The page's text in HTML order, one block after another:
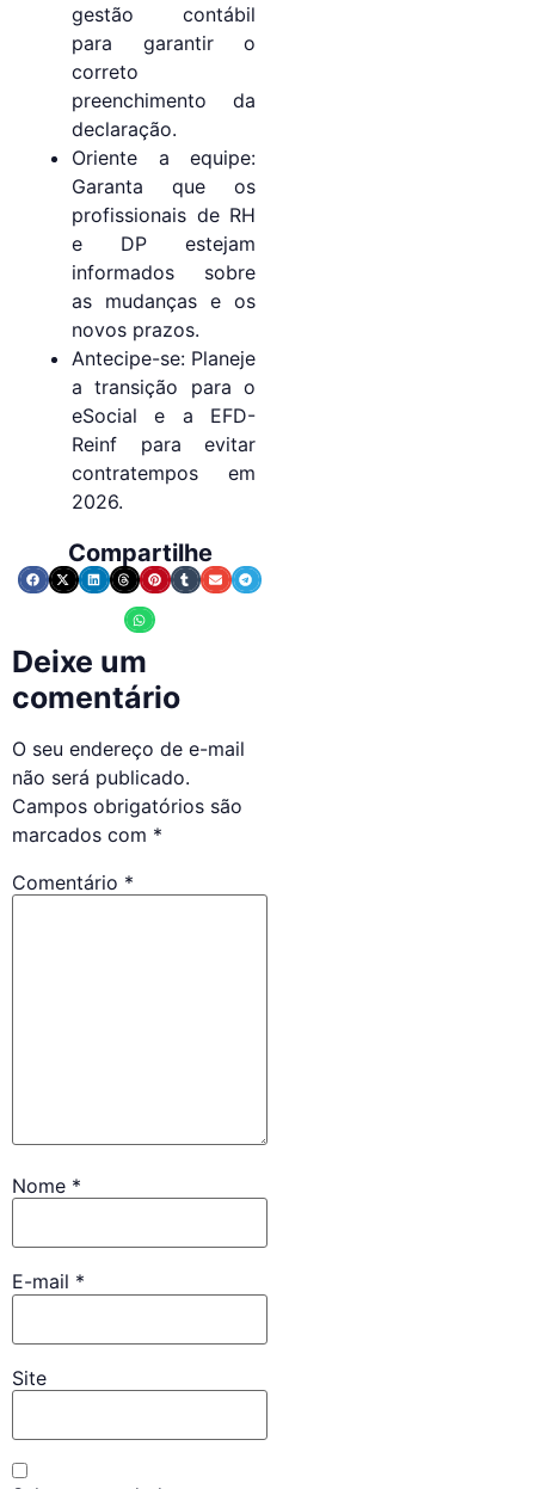
gestão contábil
para garantir o
correto
preenchimento da
declaração.
Oriente a equipe:
Garanta que os
profissionais de RH
e DP estejam
informados sobre
as mudanças e os
novos prazos.
Antecipe-se: Planeje
a transição para o
eSocial e a EFD-
Reinf para evitar
contratempos em
2026.
Compartilhe
Deixe um
comentário
O seu endereço de e-mail
não será publicado.
Campos obrigatórios são
marcados com *
Comentário *
Nome *
E-mail *
Site